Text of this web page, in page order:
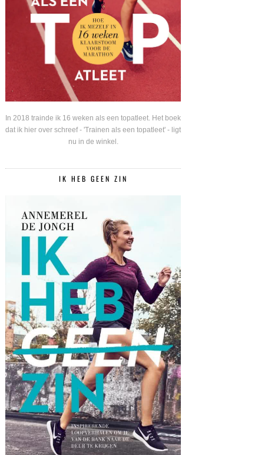
In 2018 trainde ik 16 weken als een topatleet. Het boek
dat ik hier over schreef - 'Trainen als een topatleet' - ligt
nu in de winkel.
IK HEB GEEN ZIN